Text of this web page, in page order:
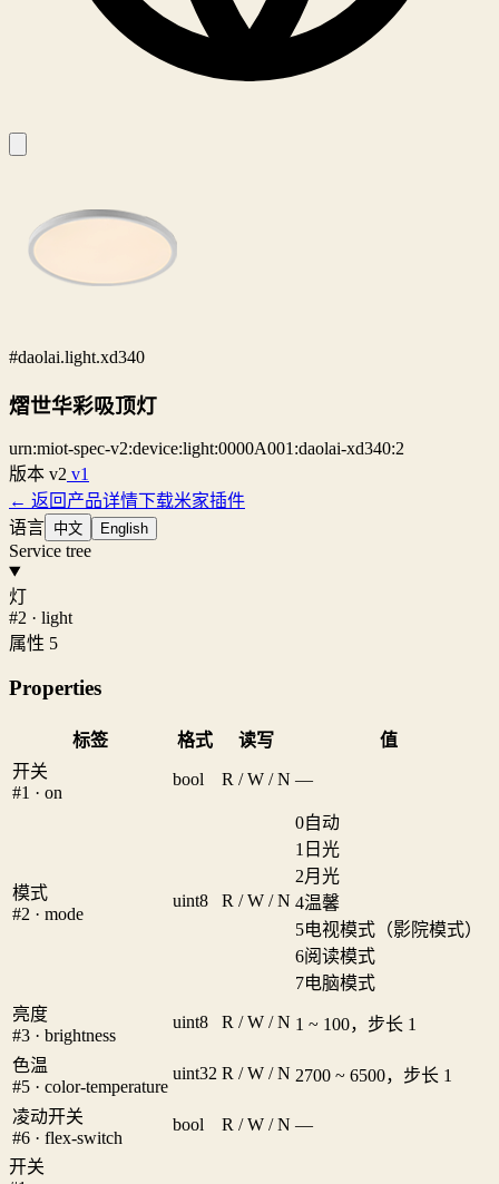
#daolai.light.xd340
熠世华彩吸顶灯
urn:miot-spec-v2:device:light:0000A001:daolai-xd340:2
版本 v2 v1
← 返回产品详情下载米家插件
语言 中文 English
Service tree
灯
#2 · light
属性 5
Properties
标签 格式 读写
值
开关
#1 · on
bool R / W / N —
模式
#2 · mode
uint8 R / W / N
0自动
1 日光
2月光
4温馨
5电视模式（影院模式）
6阅读模式
7电脑模式
亮度
#3 · brightness
uint8 R / W / N 1 ~ 100，步长 1
色温
#5 · color-temperature
uint32 R / W / N 2700 ~ 6500，步长 1
凌动开关
#6 · flex-switch
bool R / W / N —
开关